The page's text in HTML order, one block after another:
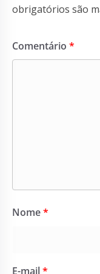
obrigatórios são
Comentário *
Nome*
E-mail*